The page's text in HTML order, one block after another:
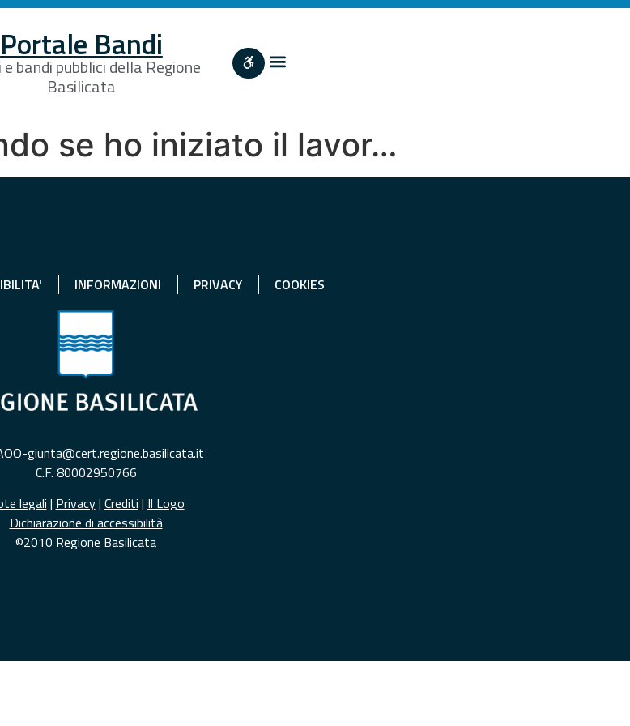
Portale Bandi
bandi pubblici della Regione
Basilicata
se ho iniziato il lavor…
INFORMAZIONI PRIVACY COOKIES
giunta@cert.regione.basilicata.it
C.F. 80002950766
legali | Privacy| Crediti | Il Logo
Dichiarazione di accessibilità
©2010 Regione Basilicata